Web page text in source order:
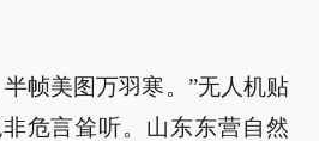
帧美图万羽寒。”无人机贴
危言耸听。山东东营自然